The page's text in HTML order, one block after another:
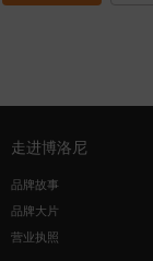
走进博洛尼
品牌故事
品牌大片
营业执照